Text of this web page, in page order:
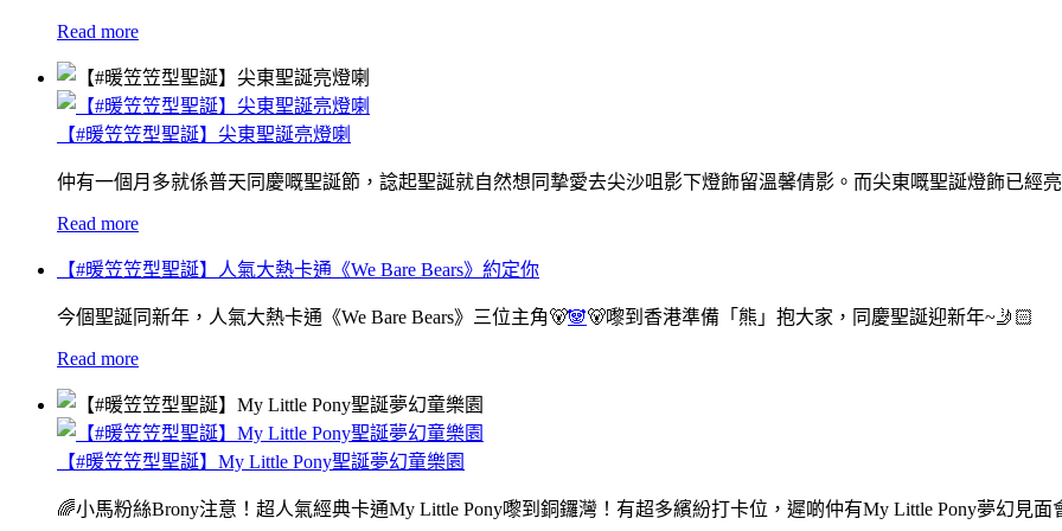
Read more
【#暖笠笠型聖誕】尖東聖誕亮燈喇
仲有一個月多就係普天同慶嘅聖誕節，諗起聖誕就自然想同摯愛去尖沙咀影下燈飾留溫馨倩影。而尖東嘅聖誕燈飾已經
Read more
【#暖笠笠型聖誕】人氣大熱卡通《We Bare Bears》約定你
今個聖誕同新年，人氣大熱卡通《We Bare Bears》三位主角🐻🐼🐻嚟到香港準備「熊」抱大家，同慶聖誕迎新年~🤳🏻
Read more
【#暖笠笠型聖誕】My Little Pony聖誕夢幻童樂園
🌈小馬粉絲Brony注意！超人氣經典卡通My Little Pony嚟到銅鑼灣！有超多繽紛打卡位，遲啲仲有My Little Pony夢幻見